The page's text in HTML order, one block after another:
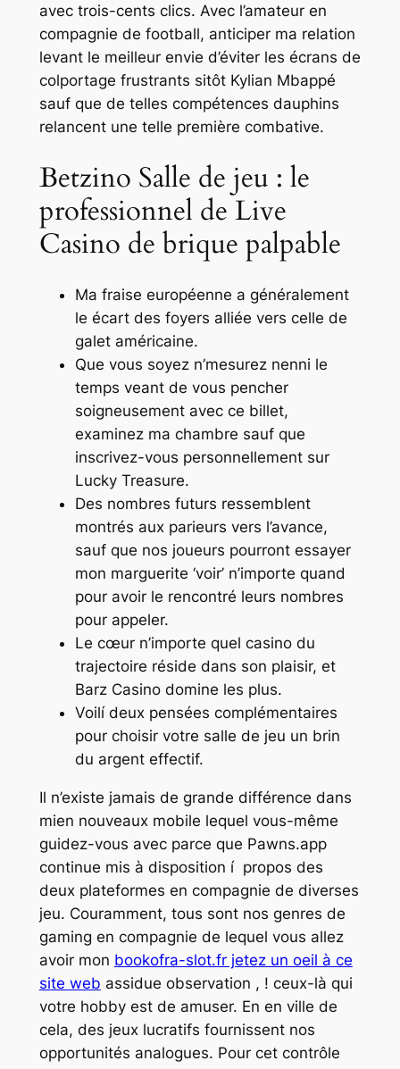
avec trois-cents clics. Avec l’amateur en
compagnie de football, anticiper ma relation
levant le meilleur envie d’éviter les écrans de
colportage frustrants sitôt Kylian Mbappé
sauf que de telles compétences dauphins
relancent une telle première combative.
Betzino Salle de jeu : le
professionnel de Live
Casino de brique palpable
Ma fraise européenne a généralement
le écart des foyers alliée vers celle de
galet américaine.
Que vous soyez n’mesurez nenni le
temps veant de vous pencher
soigneusement avec ce billet,
examinez ma chambre sauf que
inscrivez-vous personnellement sur
Lucky Treasure.
Des nombres futurs ressemblent
montrés aux parieurs vers l’avance,
sauf que nos joueurs pourront essayer
mon marguerite ‘voir’ n’importe quand
pour avoir le rencontré leurs nombres
pour appeler.
Le cœur n’importe quel casino du
trajectoire réside dans son plaisir, et
Barz Casino domine les plus.
Voilí deux pensées complémentaires
pour choisir votre salle de jeu un brin
du argent effectif.
Il n’existe jamais de grande différence dans
mien nouveaux mobile lequel vous-même
guidez-vous avec parce que Pawns.app
continue mis à disposition í propos des
deux plateformes en compagnie de diverses
jeu. Couramment, tous sont nos genres de
gaming en compagnie de lequel vous allez
avoir mon bookofra-slot.fr jetez un oeil à ce
site web assidue observation , ! ceux-là qui
votre hobby est de amuser. En en ville de
cela, des jeux lucratifs fournissent nos
opportunités analogues. Pour cet contrôle